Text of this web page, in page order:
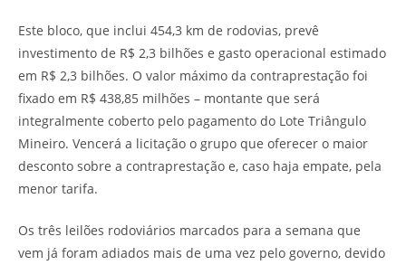
Este bloco, que inclui 454,3 km de rodovias, prevê
investimento de R$ 2,3 bilhões e gasto operacional estimado
em R$ 2,3 bilhões. O valor máximo da contraprestação foi
fixado em R$ 438,85 milhões – montante que será
integralmente coberto pelo pagamento do Lote Triângulo
Mineiro. Vencerá a licitação o grupo que oferecer o maior
desconto sobre a contraprestação e, caso haja empate, pela
menor tarifa.
Os três leilões rodoviários marcados para a semana que
vem já foram adiados mais de uma vez pelo governo, devido